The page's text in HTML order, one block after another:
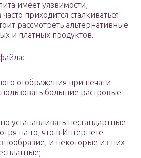
имеет уязвимости,
приходится сталкиваться
рассмотреть альтернативные
и платных продуктов.
отображения при печати
большие растровые
устанавливать нестандартные
на то, что в Интернете
и некоторые из них